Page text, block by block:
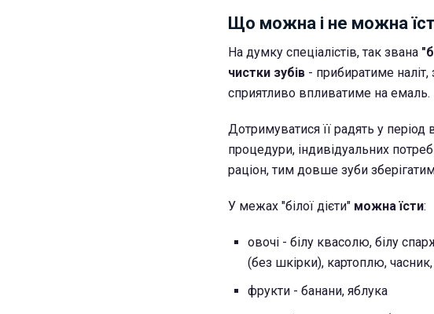
Що можна і не можна
На думку спеціалістів, так звана
чистки зубів - прибиратиме
сприятливо впливатиме на емаль.
Дотримуватися її радять у
процедури, індивідуальних
раціон, тим довше зуби
У межах "білої дієти" можна їсти:
овочі - білу квасолю, білу
(без шкірки), картоплю,
фрукти - банани, яблука